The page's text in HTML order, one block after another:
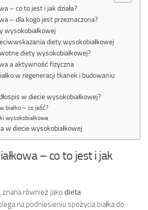
– co to jest i jak działa?
– dla kogo jest przeznaczona?
wysokobiałkowej
diety wysokobiałkowej
diety wysokobiałkowej?
a aktywność fizyczna
w regeneracji tkanek i budowaniu
w diecie wysokobiałkowej?
białko – co jeść?
wysokobiałkowe
w diecie wysokobiałkowej
– co to jest i jak
, znana również jako dieta
na podniesieniu spożycia białka do